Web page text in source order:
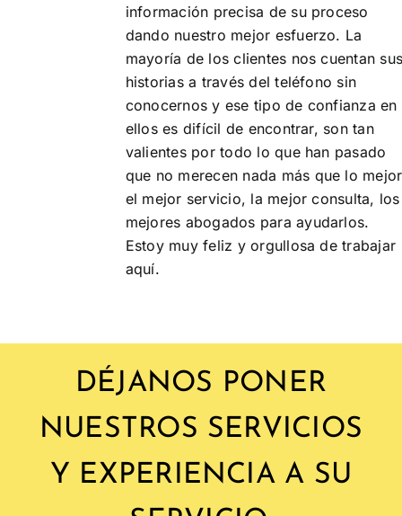
información precisa de su proceso
dando nuestro mejor esfuerzo. La
mayoría de los clientes nos cuentan
historias a través del teléfono sin
conocernos y ese tipo de confianza en
ellos es difícil de encontrar, son tan
valientes por todo lo que han pasado
que no merecen nada más que lo
el mejor servicio, la mejor consulta, los
mejores abogados para ayudarlos.
Estoy muy feliz y orgullosa de trabajar
aquí.
DÉJANOS PONER
NUESTROS SERVICIOS
Y EXPERIENCIA A SU